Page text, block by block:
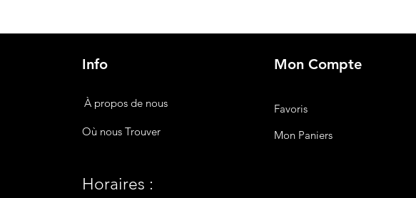
Info
Où nous Trouver
Horaires :
À propos de nous
Mon Compte
Favoris
Mon Paniers